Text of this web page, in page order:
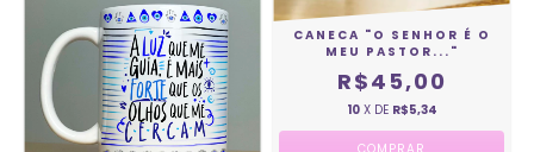
CANECA "O SENHOR É O
MEU PASTOR..."
R$45,00
10 X DE R$5,34